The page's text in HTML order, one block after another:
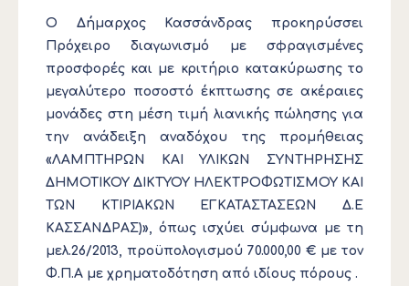
O Δήμαρχος Κασσάνδρας προκηρύσσει
Πρόχειρο διαγωνισμό με σφραγισμένες
προσφορές και με κριτήριο κατακύρωσης το
μεγαλύτερο ποσοστό έκπτωσης σε ακέραιες
μονάδες στη μέση τιμή λιανικής πώλησης για
την ανάδειξη αναδόχου της προμήθειας
«ΛΑΜΠΤΗΡΩΝ ΚΑΙ ΥΛΙΚΩΝ ΣΥΝΤΗΡΗΣΗΣ
ΔΗΜΟΤΙΚΟΥ ΔΙΚΤΥΟΥ ΗΛΕΚΤΡΟΦΩΤΙΣΜΟΥ ΚΑΙ
ΤΩΝ ΚΤΙΡΙΑΚΩΝ ΕΓΚΑΤΑΣΤΑΣΕΩΝ Δ.Ε
ΚΑΣΣΑΝΔΡΑΣ)», όπως ισχύει σύμφωνα με τη
μελ.26/2013, προϋπολογισμού 70.000,00 € με τον
Φ.Π.Α με χρηματοδότηση από ιδίους πόρους .